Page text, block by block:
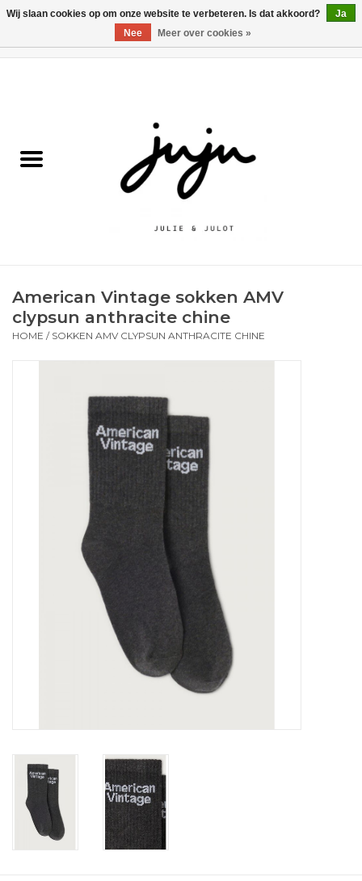
Kledij jongens
Schoenen
American Vintage sokken AMV
clypsun anthracite chine
HOME / SOKKEN AMV CLYPSUN ANTHRACITE CHINE
Wij slaan cookies op om onze website te verbeteren. Is dat akkoord?
Ja
Nee
Meer over cookies »